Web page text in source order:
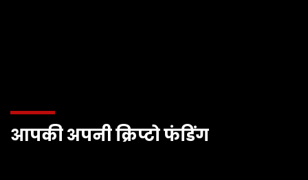
आपकी अपनी क्रिप्टो फंडिंग